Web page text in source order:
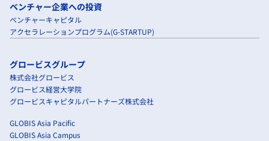
ベンチャー企業への投資
ベンチャーキャピタル
アクセラレーションプログラム(G-STARTUP)
グロービスグループ
株式会社グロービス
グロービス経営大学院
グロービスキャピタルパートナーズ株式会社
GLOBIS Asia Pacific
GLOBIS Asia Campus